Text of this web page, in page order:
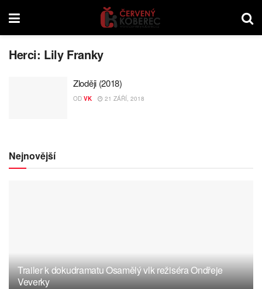
Herci: Lily Franky
Zloději (2018)
OD VK 21 ZÁŘÍ, 2018
Nejnovější
Trailer k dokudramatu Osamělý vlk režiséra Ondřeje
Veverky